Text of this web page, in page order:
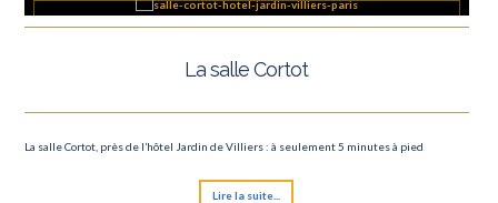
La salle Cortot
La salle Cortot, près de l’hôtel Jardin de Villiers : à seulement 5 minutes à pied
Lire la suite...